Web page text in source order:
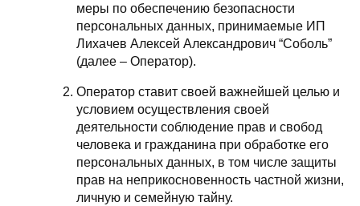
меры по обеспечению безопасности
персональных данных, принимаемые ИП
Лихачев Алексей Александрович “Соболь”
(далее – Оператор).
Оператор ставит своей важнейшей целью и
условием осуществления своей
деятельности соблюдение прав и свобод
человека и гражданина при обработке его
персональных данных, в том числе защиты
прав на неприкосновенность частной жизни,
личную и семейную тайну.